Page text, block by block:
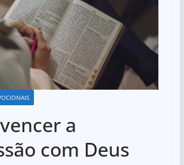
a
com Deus